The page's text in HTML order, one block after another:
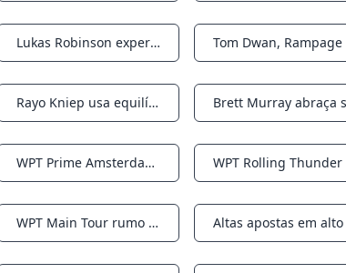
Notifications Lukas Robinson experimentando a experiência de celebridades no WPT Voyage Notifications
Notifications Rayo Kniep usa equilíbrio para evitar o ‘lado negro’ do pôquer Notifications
Notifications WPT Prime Amsterdam premia seu campeão com € 208.095 hoje Notifications
Notifications WPT Main Tour rumo a Macau pela primeira vez, de 20 a 24 de junho Notifications